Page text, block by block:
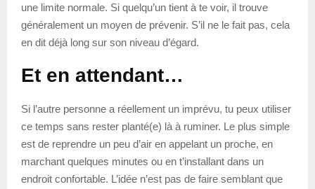
une limite normale. Si quelqu’un tient à te voir, il trouve
généralement un moyen de prévenir. S’il ne le fait pas, cela
en dit déjà long sur son niveau d’égard.
Et en attendant…
Si l’autre personne a réellement un imprévu, tu peux utiliser
ce temps sans rester planté(e) là à ruminer. Le plus simple
est de reprendre un peu d’air en appelant un proche, en
marchant quelques minutes ou en t’installant dans un
endroit confortable. L’idée n’est pas de faire semblant que